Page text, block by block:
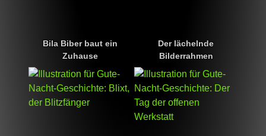
Bila Biber baut ein
Zuhause
Der lächelnde
Bilderrahmen